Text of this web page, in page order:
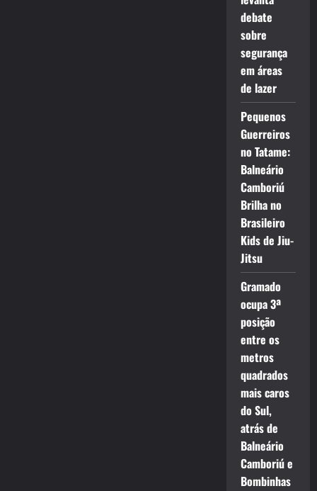
debate
sobre
segurança
em áreas
de lazer
Pequenos
Guerreiros
no Tatame:
Balneário
Camboriú
Brilha no
Brasileiro
Kids de Jiu-
Jitsu
Gramado
ocupa 3ª
posição
entre os
metros
quadrados
mais caros
do Sul,
atrás de
Balneário
Camboriú e
Bombinhas